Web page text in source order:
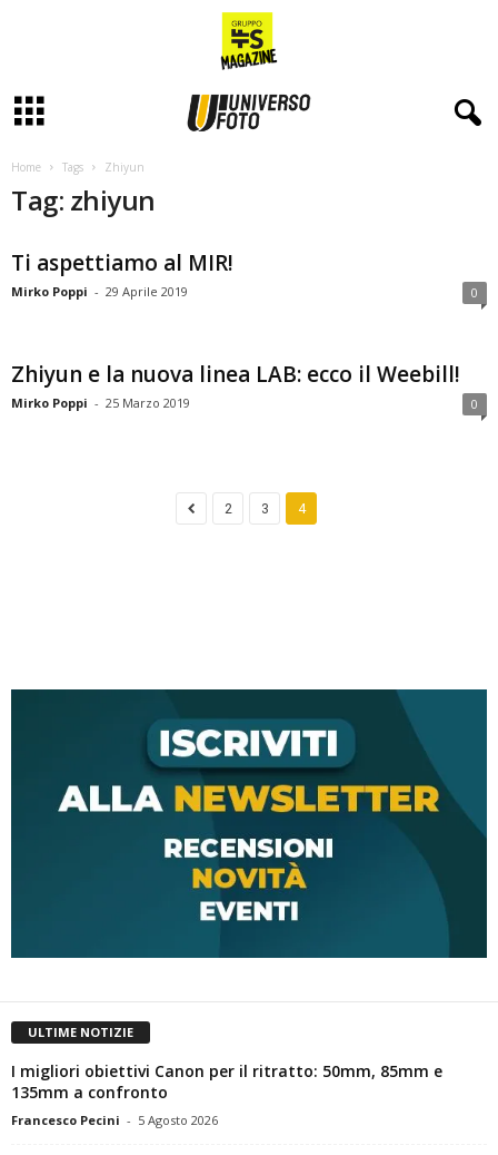
Home Tags Zhiyun
Tag: zhiyun
Ti aspettiamo al MIR!
Mirko Poppi - 29 Aprile 2019 0
Zhiyun e la nuova linea LAB: ecco il Weebill!
Mirko Poppi - 25 Marzo 2019 0
2 3 4
ULTIME NOTIZIE
I migliori obiettivi Canon per il ritratto: 50mm, 85mm e
135mm a confronto
Francesco Pecini - 5 Agosto 2026